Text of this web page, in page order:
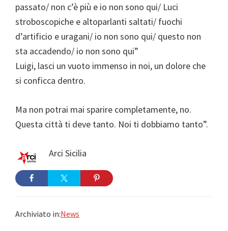
passato/ non c’è più e io non sono qui/ Luci
stroboscopiche e altoparlanti saltati/ fuochi
d’artificio e uragani/ io non sono qui/ questo non
sta accadendo/ io non sono qui”
Luigi, lasci un vuoto immenso in noi, un dolore che
si conficca dentro.
Ma non potrai mai sparire completamente, no.
Questa città ti deve tanto. Noi ti dobbiamo tanto”.
Arci Sicilia
Archiviato in:News